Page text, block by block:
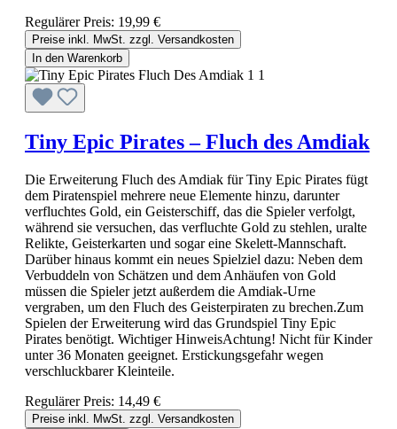
Regulärer Preis: 19,99 €
Preise inkl. MwSt. zzgl. Versandkosten
In den Warenkorb
Tiny Epic Pirates – Fluch des Amdiak
Die Erweiterung Fluch des Amdiak für Tiny Epic Pirates fügt
dem Piratenspiel mehrere neue Elemente hinzu, darunter
verfluchtes Gold, ein Geisterschiff, das die Spieler verfolgt,
während sie versuchen, das verfluchte Gold zu stehlen, uralte
Relikte, Geisterkarten und sogar eine Skelett-Mannschaft.
Darüber hinaus kommt ein neues Spielziel dazu: Neben dem
Verbuddeln von Schätzen und dem Anhäufen von Gold
müssen die Spieler jetzt außerdem die Amdiak-Urne
vergraben, um den Fluch des Geisterpiraten zu brechen.Zum
Spielen der Erweiterung wird das Grundspiel Tiny Epic
Pirates benötigt. Wichtiger HinweisAchtung! Nicht für Kinder
unter 36 Monaten geeignet. Erstickungsgefahr wegen
verschluckbarer Kleinteile.
Regulärer Preis: 14,49 €
Preise inkl. MwSt. zzgl. Versandkosten